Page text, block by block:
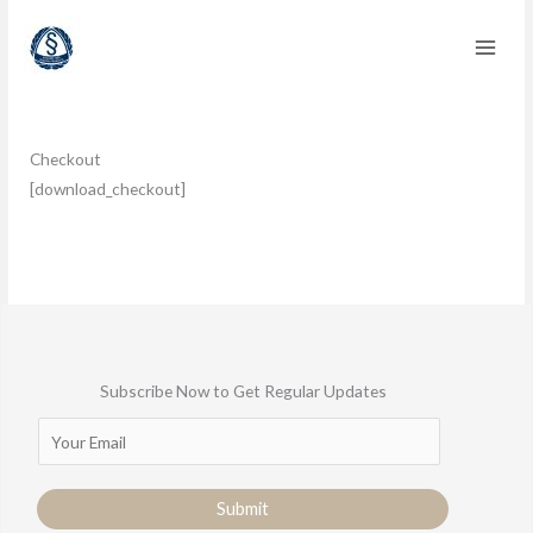
treści
Checkout
[download_checkout]
Subscribe Now to Get Regular Updates
m
a
i
Submit